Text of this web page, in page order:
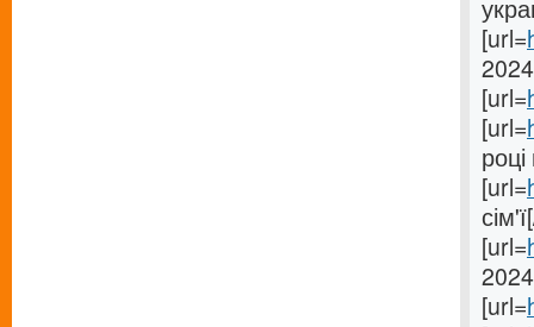
[url=
[url=
[url=
[url=
[url=
[url=